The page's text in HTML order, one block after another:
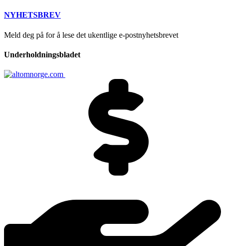
NYHETSBREV
Meld deg på for å lese det ukentlige e-postnyhetsbrevet
Underholdningsbladet